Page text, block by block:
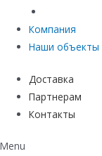
Компания
Наши объекты
Доставка
Партнерам
Контакты
Menu